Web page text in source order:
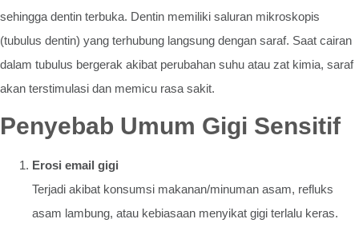
sehingga dentin terbuka. Dentin memiliki saluran mikroskopis
(tubulus dentin) yang terhubung langsung dengan saraf. Saat cairan
dalam tubulus bergerak akibat perubahan suhu atau zat kimia, saraf
akan terstimulasi dan memicu rasa sakit.
Penyebab Umum Gigi Sensitif
Erosi email gigi
Terjadi akibat konsumsi makanan/minuman asam, refluks
asam lambung, atau kebiasaan menyikat gigi terlalu keras.